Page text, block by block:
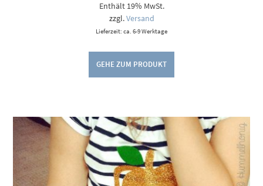
bis
Enthält 19% MwSt.
zzgl.Versand
Lieferzeit: ca. 6-9 Werktage
GEHE ZUM PRODUKT